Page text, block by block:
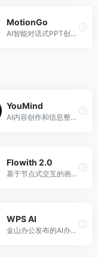
MotionGo
AI智能对话式PPT创作，输入内容一键即可完成
YouMind
AI内容创作和信息整理平台
Flowith 2.0
基于节点式交互的画布式AI创作工具
WPS AI
金山办公发布的AI办公应用，提供智能文档写作、阅读理解和问答、智能人机交互的能力。